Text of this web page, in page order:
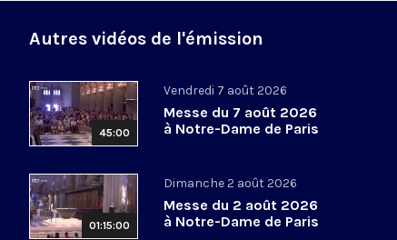
Autres vidéos de l'émission
45:00
Vendredi 7 août 2026
Messe du 7 août 2026
à Notre-Dame de Paris
01:15:00
Dimanche 2 août 2026
Messe du 2 août 2026
à Notre-Dame de Paris